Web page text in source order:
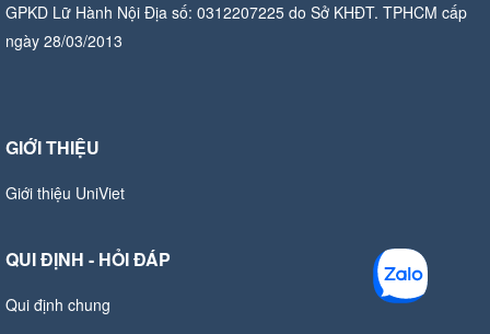
GPKD Lữ Hành Nội Địa số: 0312207225 do Sở KHĐT. TPHCM cấp
ngày 28/03/2013
GIỚI THIỆU
Giới thiệu UniViet
QUI ĐỊNH - HỎI ĐÁP
Qui định chung